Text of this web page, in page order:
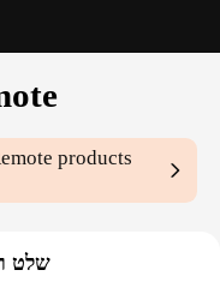
products
שלט